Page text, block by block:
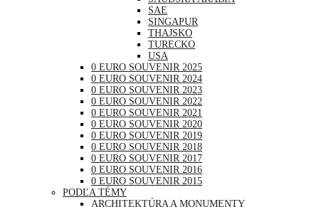
SAE
SINGAPUR
THAJSKO
TURECKO
USA
0 EURO SOUVENIR 2025
0 EURO SOUVENIR 2024
0 EURO SOUVENIR 2023
0 EURO SOUVENIR 2022
0 EURO SOUVENIR 2021
0 EURO SOUVENIR 2020
0 EURO SOUVENIR 2019
0 EURO SOUVENIR 2018
0 EURO SOUVENIR 2017
0 EURO SOUVENIR 2016
0 EURO SOUVENIR 2015
PODĽA TÉMY
ARCHITEKTÚRA A MONUMENTY